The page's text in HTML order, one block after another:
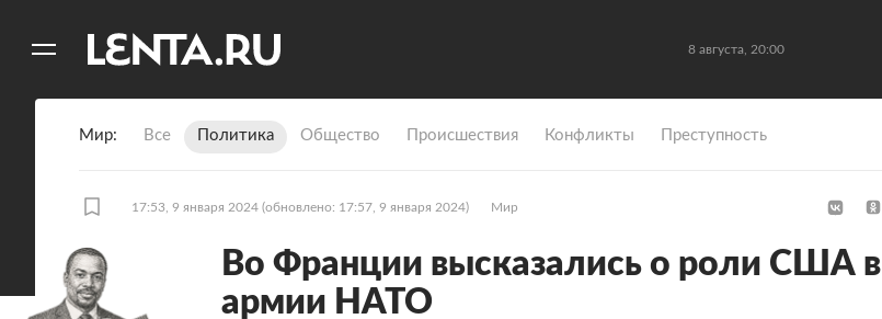
8 августа, 20:00
Мир Все Политика Общество Происшествия Конфликты Преступность
17:53, 9 января 2024 (обновлено: 17:57, 9 января 2024) Мир
Во Франции высказались о роли США в
армии НАТО